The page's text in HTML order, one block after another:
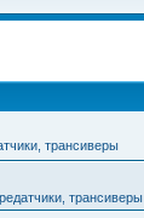
трансиверы
трансиверы